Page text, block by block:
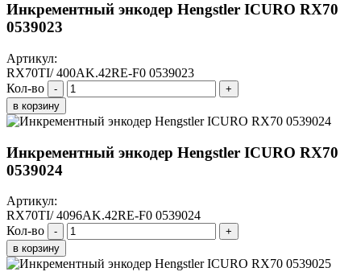
Инкрементный энкодер Hengstler ICURO RX70
0539023
Артикул:
RX70TI/ 400AK.42RE-F0 0539023
Кол-во
-
+
в корзину
Инкрементный энкодер Hengstler ICURO RX70
0539024
Артикул:
RX70TI/ 4096AK.42RE-F0 0539024
Кол-во
-
+
в корзину